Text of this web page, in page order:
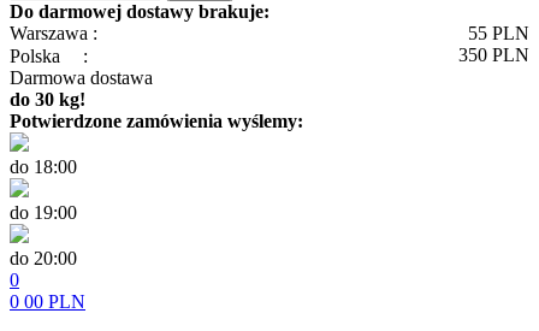
Do darmowej dostawy brakuje:
Warszawa :
55 PLN
Polska
: 350 PLN
Darmowa dostawa
do 30 kg!
Potwierdzone zamówienia wyślemy:
do 18:00
do 19:00
do 20:00
0
0 00 PLN